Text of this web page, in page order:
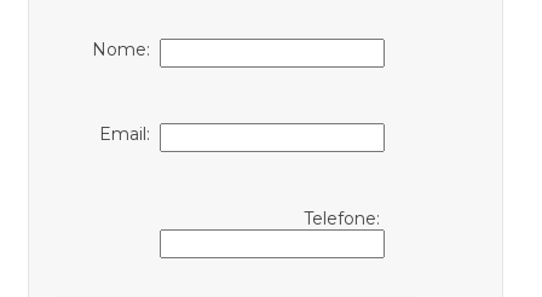
Nome:
Email:
Telefone: